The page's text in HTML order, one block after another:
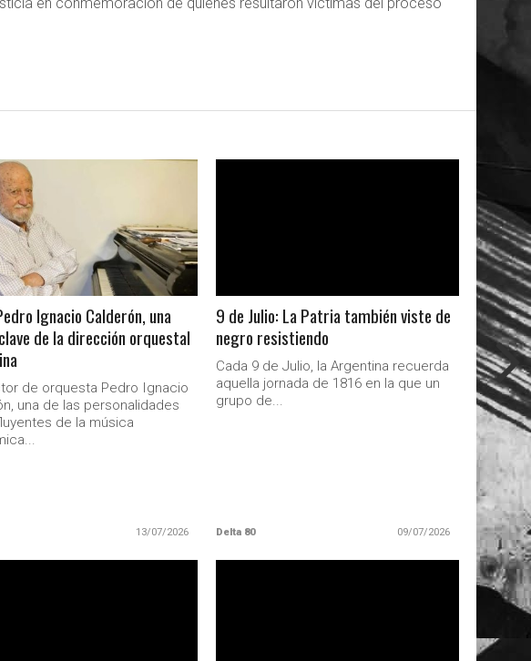
Ignacio Calderón, una
de la dirección orquestal
de orquesta Pedro Ignacio
una de las personalidades
de la música
13/07/2026
9 de Julio: La Patria también viste de
negro resistiendo
Cada 9 de Julio, la Argentina recuerda
aquella jornada de 1816 en la que un
grupo de...
Delta 80 09/07/2026